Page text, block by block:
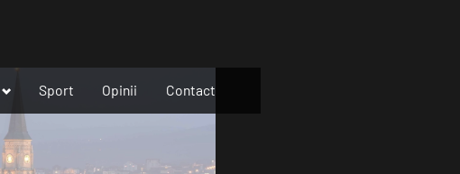
Toggle
menu
Sport Opinii Contact